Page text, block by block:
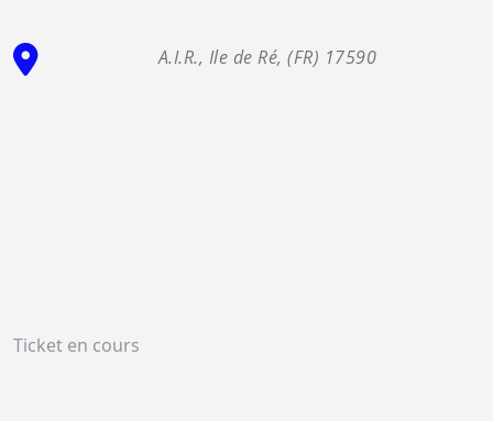
A.I.R., Ile de Ré, (FR) 17590
Ticket en cours